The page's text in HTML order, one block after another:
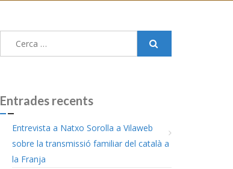
Entrades recents
Entrevista a Natxo Sorolla a Vilaweb
sobre la transmissió familiar del català a
la Franja